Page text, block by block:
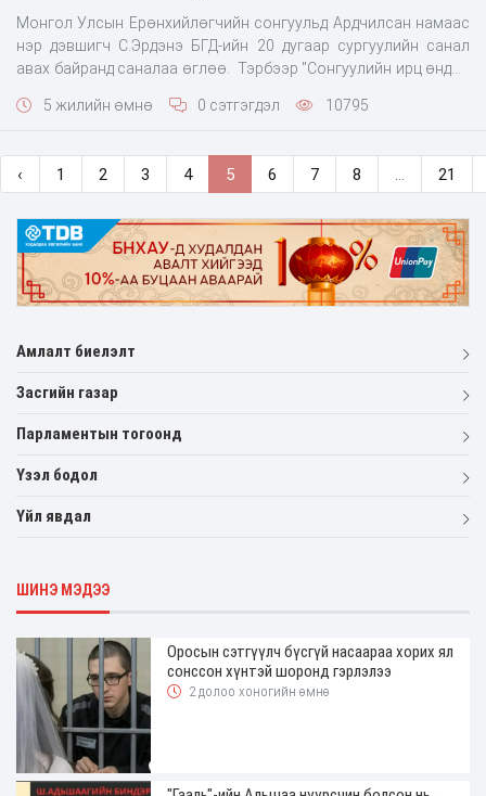
Монгол Улсын Ерөнхийлөгчийн сонгуульд Ардчилсан намаас
нэр дэвшигч С.Эрдэнэ БГД-ийн 20 дугаар сургуулийн санал
авах байранд саналаа өглөө. Тэрбээр "Сонгуулийн ирц өндөр
5 жилийн өмнө
0 сэтгэгдэл 10795
‹ 1 2 3 4 5 6 7 8 21
Амлалт биелэлт
Засгийн газар
Парламентын тогоонд
Үзэл бодол
Үйл явдал
ШИНЭ МЭДЭЭ
Оросын сэтгүүлч бүсгүй насаараа хорих ял
сонссон хүнтэй шоронд гэрлэлээ
2 долоо хоногийн өмнө